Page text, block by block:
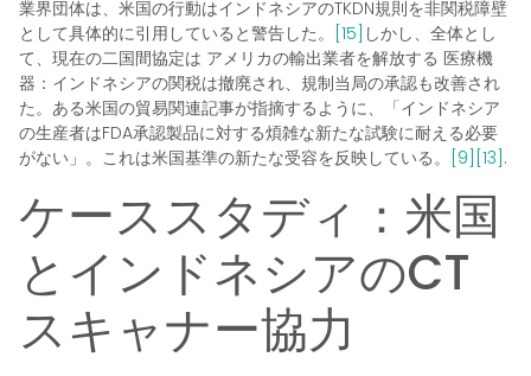
業界団体は、米国の行動はインドネシアのTKDN規則を非関税障壁
として具体的に引用していると警告した。 [15] しかし、全体とし
て、現在の二国間協定は アメリカの輸出業者を解放する 医療機
器：インドネシアの関税は撤廃され、規制当局の承認も改善され
た。ある米国の貿易関連記事が指摘するように、「インドネシア
の生産者はFDA承認製品に対する煩雑な新たな試験に耐える必要
がない」。これは米国基準の新たな受容を反映している。 [9] [13] .
ケーススタディ：米国
とインドネシアのCT
スキャナー協力